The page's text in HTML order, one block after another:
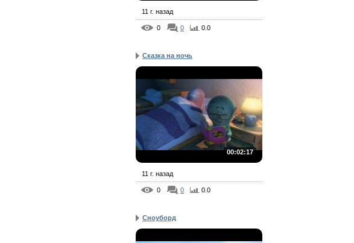
11 г. назад
0 0 0.0
Сказка на ночь
00:02:17
11 г. назад
0 0 0.0
Сноуборд